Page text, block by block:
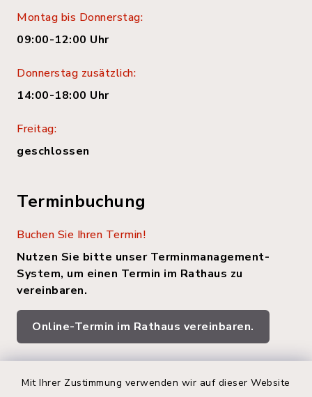
Mit Ihrer Zustimmung verwenden wir auf dieser Website
Montag bis Donnerstag:
09:00-12:00 Uhr
Donnerstag zusätzlich:
14:00-18:00 Uhr
Freitag:
geschlossen
Terminbuchung
Buchen Sie Ihren Termin!
Nutzen Sie bitte unser Terminmanagement-
System, um einen Termin im Rathaus zu
vereinbaren.
Online-Termin im Rathaus vereinbaren.
Quicklinks